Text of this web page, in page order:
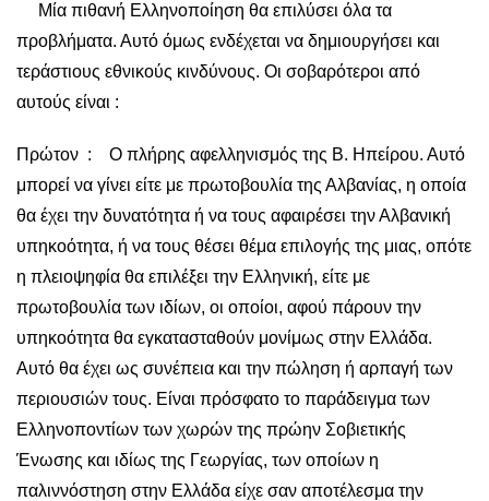
Μία πιθανή Ελληνοποίηση θα επιλύσει όλα τα
προβλήματα. Αυτό όμως ενδέχεται να δημιουργήσει και
τεράστιους εθνικούς κινδύνους. Οι σοβαρότεροι από
αυτούς είναι :
Πρώτον : Ο πλήρης αφελληνισμός της Β. Ηπείρου. Αυτό
μπορεί να γίνει είτε με πρωτοβουλία της Αλβανίας, η οποία
θα έχει την δυνατότητα ή να τους αφαιρέσει την Αλβανική
υπηκοότητα, ή να τους θέσει θέμα επιλογής της μιας, οπότε
η πλειοψηφία θα επιλέξει την Ελληνική, είτε με
πρωτοβουλία των ιδίων, οι οποίοι, αφού πάρουν την
υπηκοότητα θα εγκατασταθούν μονίμως στην Ελλάδα.
Αυτό θα έχει ως συνέπεια και την πώληση ή αρπαγή των
περιουσιών τους. Είναι πρόσφατο το παράδειγμα των
Ελληνοποντίων των χωρών της πρώην Σοβιετικής
Ένωσης και ιδίως της Γεωργίας, των οποίων η
παλιννόστηση στην Ελλάδα είχε σαν αποτέλεσμα την